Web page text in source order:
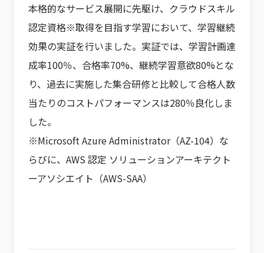
本格的なサービス展開に先駆け、クラウドスキル
認定資格※取得を目指す学習において、学習継続
効果の実証を行いました。実証では、学習計画達
成率100％、合格率70%、継続学習意欲80%とな
り、過去に実施した集合研修と比較して合格人数
当たりのコストパフォーマンスは280％良化しま
した。
※Microsoft Azure Administrator（AZ-104）な
らびに、AWS 認定 ソリューションアーキテクト
ーアソシエイト（AWS-SAA）